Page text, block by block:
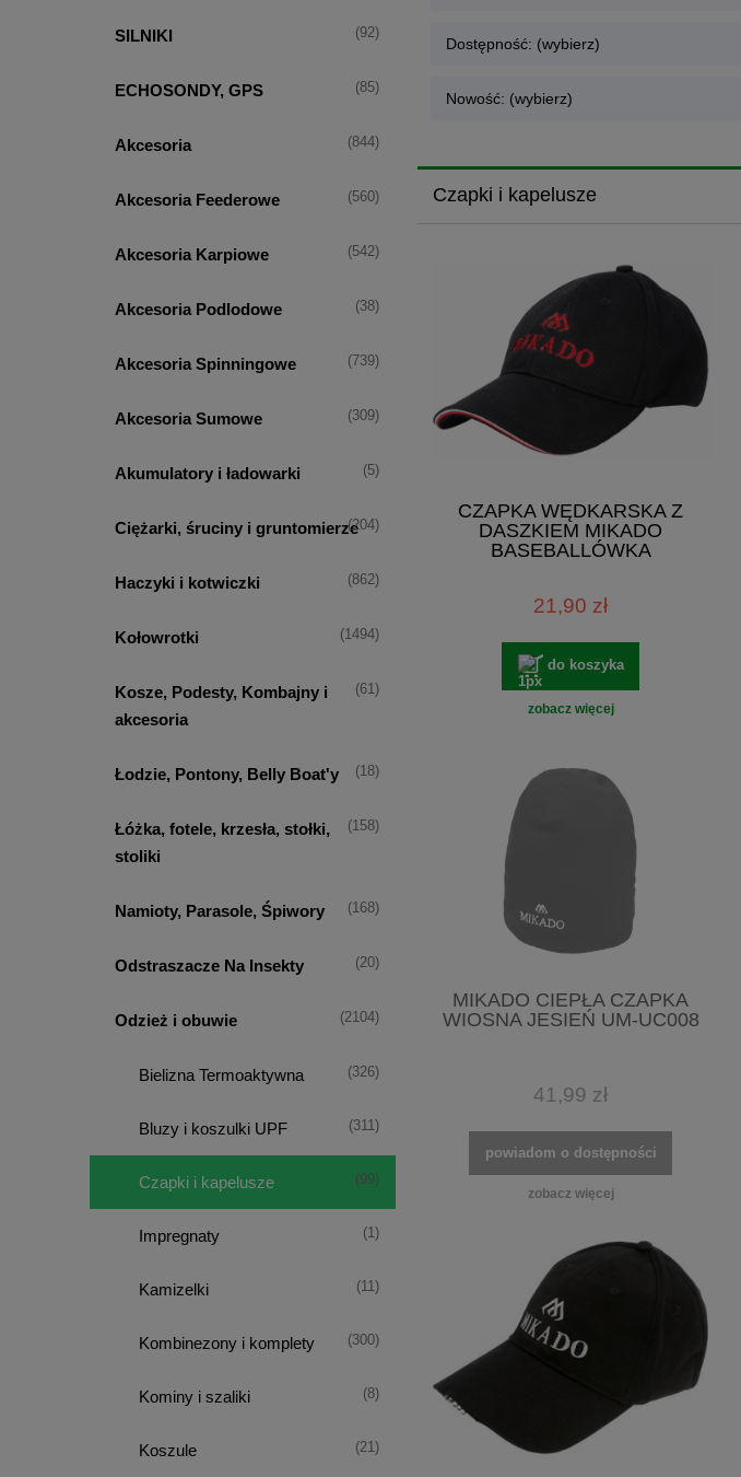
SILNIKI (92)
ECHOSONDY, GPS (85)
Akcesoria (844)
Akcesoria Feederowe (560)
Akcesoria Karpiowe (542)
Akcesoria Podlodowe (38)
Akcesoria Spinningowe (739)
Akcesoria Sumowe (309)
Akumulatory i ładowarki (5)
Ciężarki, śruciny i gruntomierze(204)
Haczyki i kotwiczki (862)
Kołowrotki (1494)
Kosze, Podesty, Kombajny i
akcesoria
(61)
Łodzie, Pontony, Belly Boat'y (18)
Łóżka, fotele, krzesła, stołki,
stoliki
(158)
Namioty, Parasole, Śpiwory (168)
Odstraszacze Na Insekty (20)
Odzież i obuwie (2104)
Bielizna Termoaktywna (326)
Bluzy i koszulki UPF (311)
Czapki i kapelusze (99)
Impregnaty (1)
Kamizelki (11)
Kombinezony i komplety (300)
Kominy i szaliki (8)
Koszule (21)
Dostępność: (wybierz)
Nowość: (wybierz)
Czapki i kapelusze
CZAPKA WĘDKARSKA Z
DASZKIEM MIKADO
BASEBALLÓWKA
21,90 zł
do koszyka
zobacz więcej
MIKADO CIEPŁA CZAPKA
WIOSNA JESIEŃ UM-UC008
41,99 zł
powiadom o dostępności
zobacz więcej